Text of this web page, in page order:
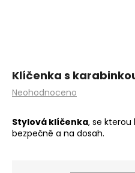
Průměrné
produktu
je
0,0
Neohodnoceno
Klíčenka s
Stylová klíčenka, se
bezpečně a na dosah.
?